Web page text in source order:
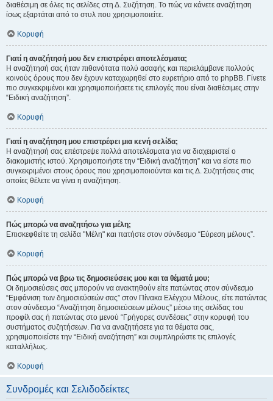
διαθέσιμη σε όλες τις σελίδες στη Δ. Συζήτηση. Το πώς να κάνετε αναζήτηση
ίσως εξαρτάται από το στυλ που χρησιμοποιείτε.
Κορυφή
Γιατί η αναζήτησή μου δεν επιστρέφει αποτελέσματα;
Η αναζήτησή σας ήταν πιθανότατα πολύ ασαφής και περιελάμβανε πολλούς
κοινούς όρους που δεν έχουν καταχωρηθεί στο ευρετήριο από το phpBB. Γίνετε
πιο συγκεκριμένοι και χρησιμοποιήσετε τις επιλογές που είναι διαθέσιμες στην
“Ειδική αναζήτηση”.
Κορυφή
Γιατί η αναζήτηση μου επιστρέφει μια κενή σελίδα;
Η αναζήτησή σας επέστρεψε πολλά αποτελέσματα για να διαχειριστεί ο
διακομιστής ιστού. Χρησιμοποιήστε την “Ειδική αναζήτηση” και να είστε πιο
συγκεκριμένοι στους όρους που χρησιμοποιούνται και τις Δ. Συζητήσεις στις
οποίες θέλετε να γίνει η αναζήτηση.
Κορυφή
Πώς μπορώ να αναζητήσω για μέλη;
Επισκεφθείτε τη σελίδα "Μέλη" και πατήστε στον σύνδεσμο “Εύρεση μέλους”.
Κορυφή
Πώς μπορώ να βρω τις δημοσιεύσεις μου και τα θέματά μου;
Οι δημοσιεύσεις σας μπορούν να ανακτηθούν είτε πατώντας στον σύνδεσμο
“Εμφάνιση των δημοσιεύσεών σας” στον Πίνακα Ελέγχου Μέλους, είτε πατώντας
στον σύνδεσμο “Αναζήτηση δημοσιεύσεων μέλους” μέσω της σελίδας του
προφίλ σας ή πατώντας στο μενού “Γρήγορες συνδέσεις” στην κορυφή του
συστήματος συζητήσεων. Για να αναζητήσετε για τα θέματα σας,
χρησιμοποιείστε την “Ειδική αναζήτηση” και συμπληρώστε τις επιλογές
καταλλήλως.
Κορυφή
Συνδρομές και Σελιδοδείκτες